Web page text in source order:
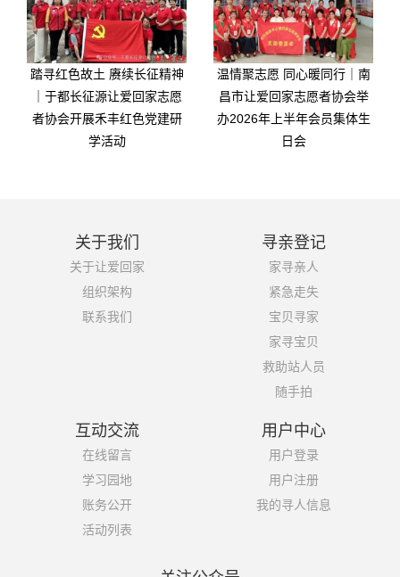
踏寻红色故土 赓续长征精神
｜于都长征源让爱回家志愿
者协会开展禾丰红色党建研
学活动
温情聚志愿 同心暖同行｜南
昌市让爱回家志愿者协会举
办2026年上半年会员集体生
日会
关于我们
关于让爱回家
组织架构
联系我们
寻亲登记
家寻亲人
紧急走失
宝贝寻家
家寻宝贝
救助站人员
随手拍
互动交流
在线留言
学习园地
账务公开
活动列表
用户中心
用户登录
用户注册
我的寻人信息